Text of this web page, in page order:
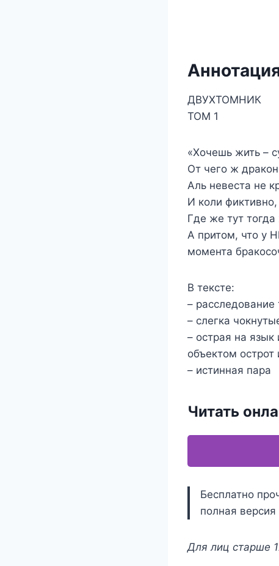
ДВУХТОМНИК
ТОМ 1
«Хочешь жить –
От чего ж
Аль невеста не
И коли
Где же тут
А притом, что у
момента
В тексте:
– расследование
– слегка
– острая на
объектом
– истинная пара
Читать
Бесплатно
полная версия
Для лиц старше